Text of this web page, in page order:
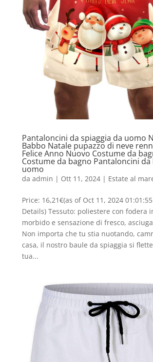
Pantaloncini da spiaggia da uomo
Babbo Natale pupazzo di neve
Felice Anno Nuovo Costume da
Costume da bagno Pantaloncini
uomo
da admin | Ott 11, 2024| Estate al
Price: 16,21€(as of Oct 11, 2024 01:01:55
Details) Tessuto: poliestere con fodera
morbido e sensazione di fresco,
Non importa che tu stia nuotando,
casa, il nostro baule da spiaggia si
tua...